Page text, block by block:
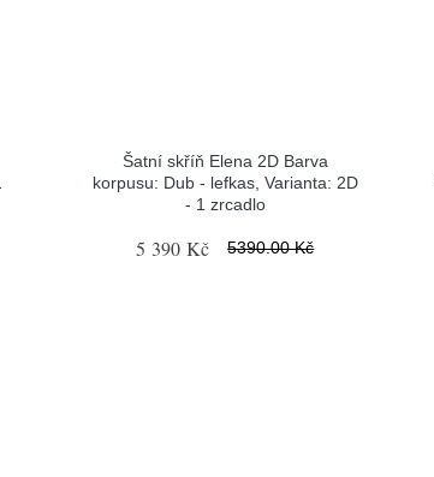
Šatní skříň Elena 2D Barva
korpusu: Dub - lefkas, Varianta: 2D
- 1 zrcadlo
5 390 Kč 5390.00 Kč